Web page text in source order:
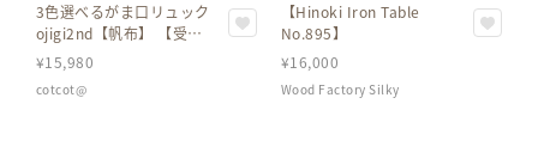
3色選べるがま口リュック
ojigi2nd【帆布】 【受注
制作】Mサイズ
¥15,980
cotcot@
【Hinoki Iron Table
No.895】
¥16,000
Wood Factory Silky